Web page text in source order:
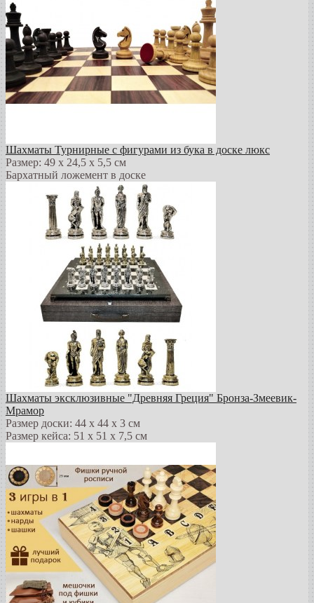
Шахматы Турнирные с фигурами из бука в доске люкс
Размер: 49 х 24,5 х 5,5 см
Бархатный ложемент в доске
Шахматы эксклюзивные "Древняя Греция" Бронза-Змеевик-
Мрамор
Размер доски: 44 х 44 х 3 см
Размер кейса: 51 х 51 х 7,5 см